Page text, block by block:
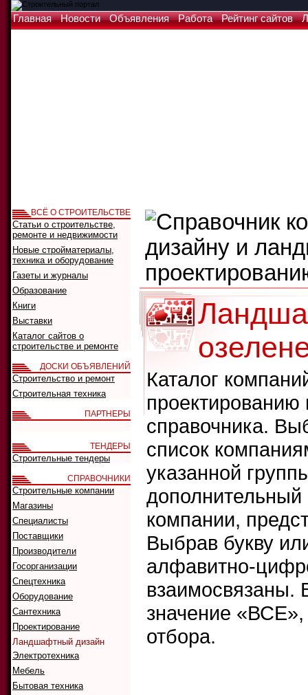
Главная Новости Объявления Работа Рейтинг сайтов
Каталог
проектированию
справочника.
список
указанной
дополнительный
компании,
Выбрав букву
алфавитно-
взаимосвязаны.
значение
отбора.
ВСЁ О СТРОИТЕЛЬСТВЕ
Статьи о строительстве,
ремонте и недвижимости
Новые стройматериалы,
техника и оборудование
Газеты и журналы
Образование
Книги
Выставки
Каталог сайтов о
строительстве и ремонте
ДОСКИ ОБЪЯВЛЕНИЙ
Строительство и ремонт
Строительная техника
ПАРТНЕРЫ
ТЕНДЕРЫ
Строительные тендеры
СПРАВОЧНИКИ
Строительные компании
Магазины
Специалисты
Поставщики
Производители
Госорганизации
Спецтехника
Оборудование
Сантехника
Проектирование
Ландшафтный дизайн
Электротехника
Мебель
Бытовая техника